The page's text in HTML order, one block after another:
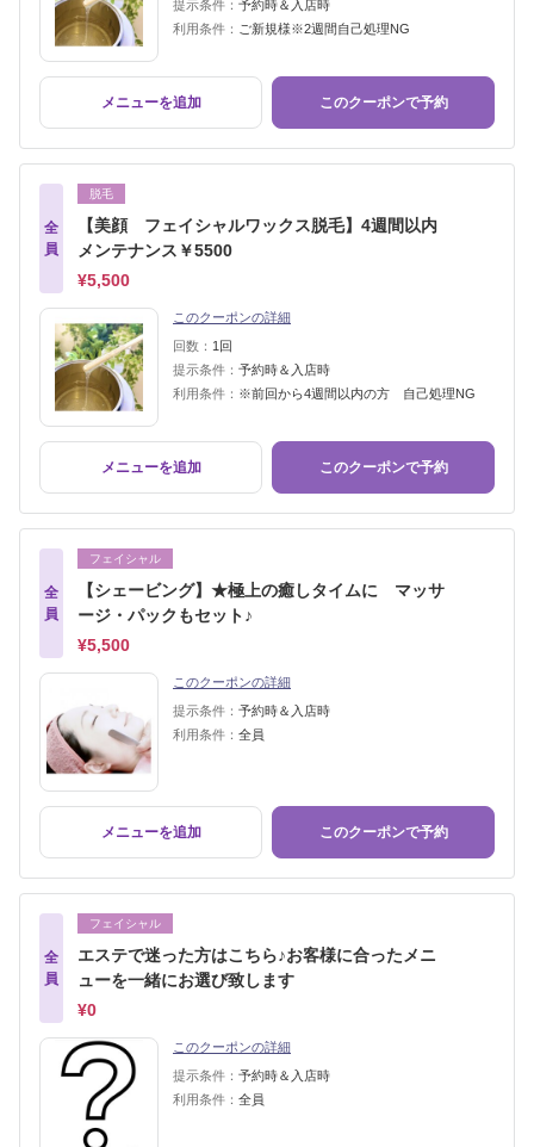
提示条件： 予約時＆入店時
利用条件： ご新規様※2週間自己処理NG
メニューを追加 このクーポンで予約
全
員
脱毛
【美顔 フェイシャルワックス脱毛】4週間以内
メンテナンス￥5500
¥5,500
このクーポンの詳細
回数： 1回
提示条件： 予約時＆入店時
利用条件： ※前回から4週間以内の方 自己処理NG
メニューを追加 このクーポンで予約
全
員
フェイシャル
【シェービング】★極上の癒しタイムに マッサ
ージ・パックもセット♪
¥5,500
このクーポンの詳細
提示条件： 予約時＆入店時
利用条件： 全員
メニューを追加 このクーポンで予約
全
員
フェイシャル
エステで迷った方はこちら♪お客様に合ったメニ
ューを一緒にお選び致します
¥0
このクーポンの詳細
提示条件： 予約時＆入店時
利用条件： 全員